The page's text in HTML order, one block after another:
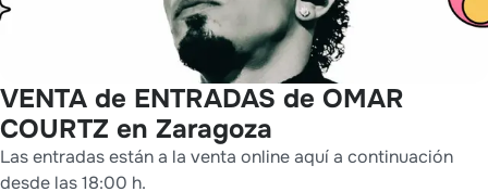
VENTA de ENTRADAS de OMAR
COURTZ en Zaragoza
Las entradas están a la venta online aquí a continuación
desde las 18:00 h.